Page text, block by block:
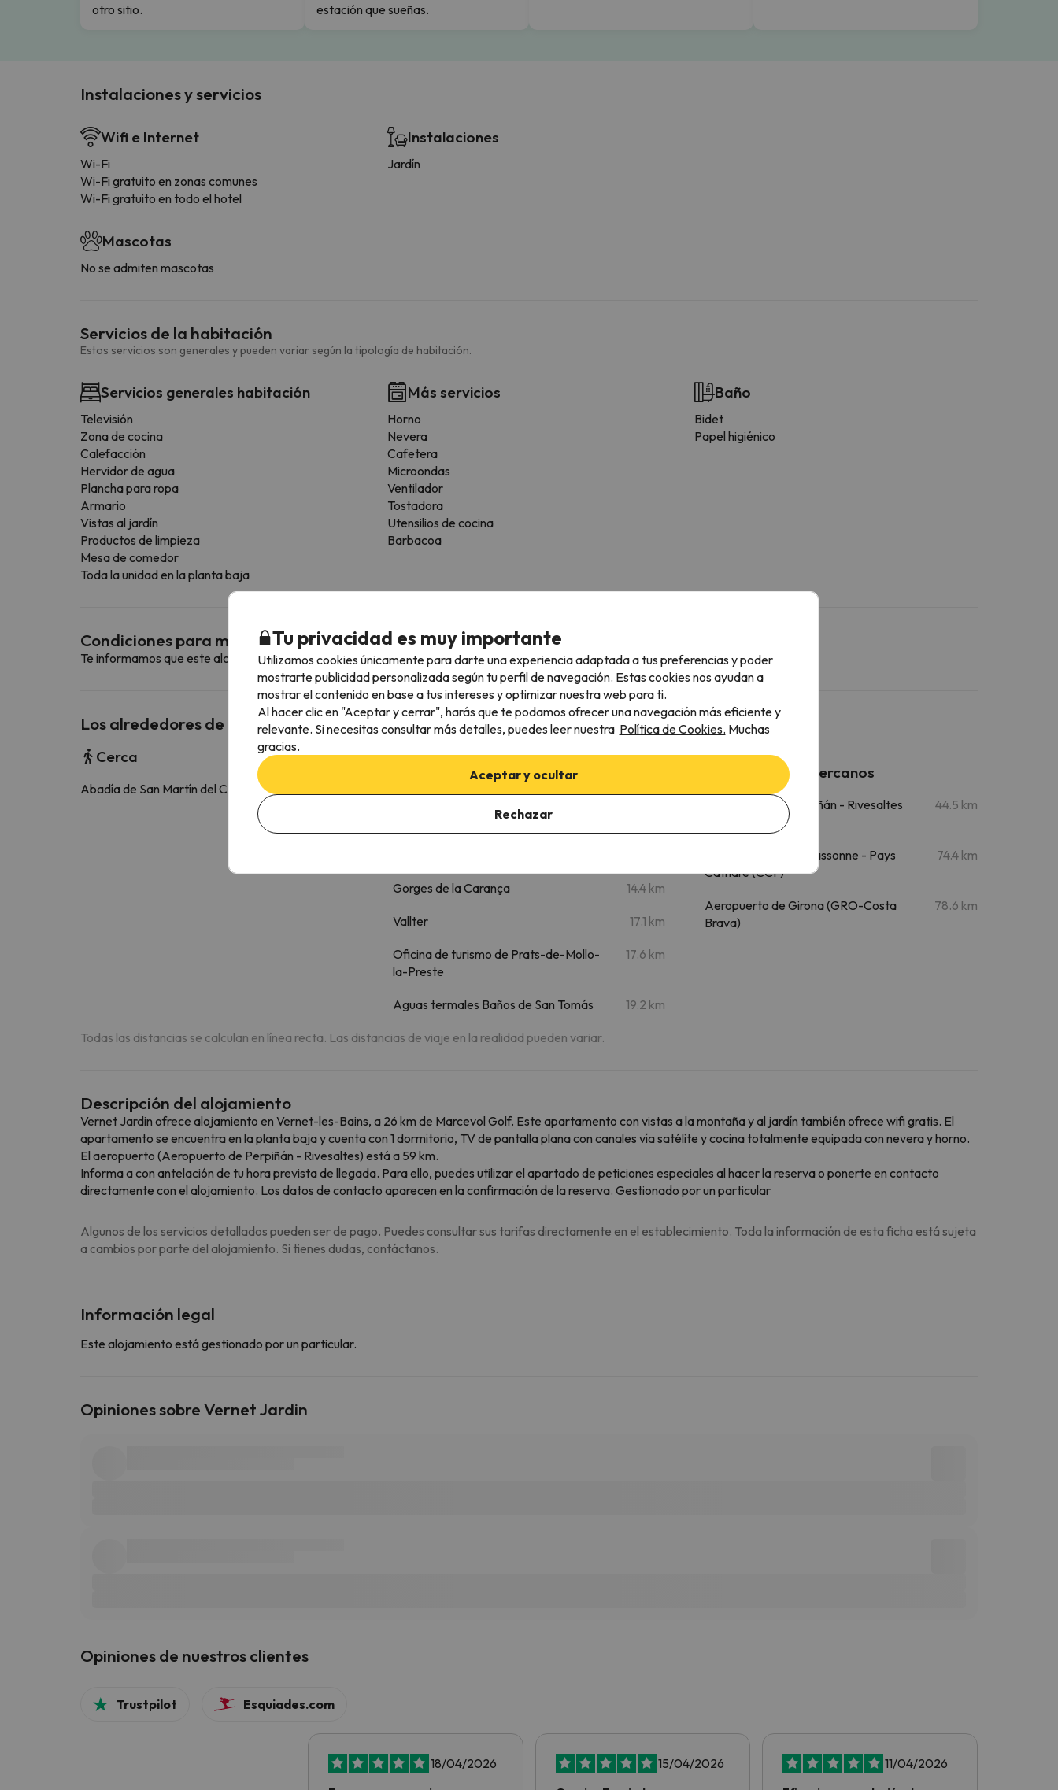
otro sitio.
estación que sueñas.
Instalaciones y servicios
Wifi e Internet
Wi-Fi
Wi-Fi gratuito en zonas comunes
Wi-Fi gratuito en todo el hotel
Mascotas
No se admiten mascotas
Instalaciones
Jardín
Servicios de la habitación
Estos servicios son generales y pueden variar según la tipología de habitación.
Servicios generales habitación
Televisión
Zona de cocina
Calefacción
Hervidor de agua
Plancha para ropa
Armario
Vistas al jardín
Productos de limpieza
Mesa de comedor
Toda la unidad en la planta baja
Más servicios
Horno
Nevera
Cafetera
Microondas
Ventilador
Tostadora
Utensilios de cocina
Barbacoa
Baño
Bidet
Papel higiénico
Condiciones para mascotas
Te informamos que este alojamiento no admite mascotas.
Los alrededores de Vernet Jardin
Cerca
Abadía de San Martín del Canigó
Lugares de interés
Iglesia de Prats de Mollo la Preste
Gorges de la Carança 14.4 km
Vallter 17.1 km
Oficina de turismo de Prats-de-Mollo-
la-Preste
17.6 km
Aguas termales Baños de San Tomás 19.2 km
Aeropuertos cercanos
Aeropuerto de Perpiñán - Rivesaltes
44.5 km
Aeropuerto de Carcassonne - Pays
Cathare (CCF)
74.4 km
Aeropuerto de Girona (GRO-Costa
Brava)
78.6 km
Todas las distancias se calculan en línea recta. Las distancias de viaje en la realidad pueden variar.
Descripción del alojamiento
Vernet Jardin ofrece alojamiento en Vernet-les-Bains, a 26 km de Marcevol Golf. Este apartamento con vistas a la montaña y al jardín también ofrece wifi gratis. El
apartamento se encuentra en la planta baja y cuenta con 1 dormitorio, TV de pantalla plana con canales vía satélite y cocina totalmente equipada con nevera y horno.
El aeropuerto (Aeropuerto de Perpiñán - Rivesaltes) está a 59 km.
Informa a con antelación de tu hora prevista de llegada. Para ello, puedes utilizar el apartado de peticiones especiales al hacer la reserva o ponerte en contacto
directamente con el alojamiento. Los datos de contacto aparecen en la confirmación de la reserva. Gestionado por un particular
Algunos de los servicios detallados pueden ser de pago. Puedes consultar sus tarifas directamente en el establecimiento. Toda la información de esta ficha está sujeta
a cambios por parte del alojamiento. Si tienes dudas, contáctanos.
Información legal
Este alojamiento está gestionado por un particular.
Opiniones sobre Vernet Jardin
Opiniones de nuestros clientes
Trustpilot Esquiades.com
18/04/2026 15/04/2026 11/04/2026
Tu privacidad es muy importante
Utilizamos cookies únicamente para darte una experiencia adaptada a tus preferencias y poder
mostrarte publicidad personalizada según tu perfil de navegación. Estas cookies nos ayudan a
mostrar el contenido en base a tus intereses y optimizar nuestra web para ti.
Al hacer clic en "Aceptar y cerrar", harás que te podamos ofrecer una navegación más eficiente y
relevante. Si necesitas consultar más detalles, puedes leer nuestra Política de Cookies. Muchas
gracias.
Aceptar y ocultar
Rechazar